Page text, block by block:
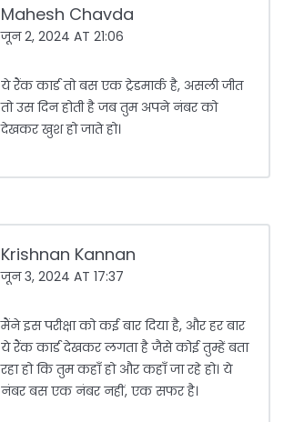
Mahesh Chavda
जून 2, 2024 AT 21:06
ये रैंक कार्ड तो बस एक ट्रेडमार्क है, असली जीत
तो उस दिन होती है जब तुम अपने नंबर को
देखकर खुश हो जाते हो।
Krishnan Kannan
जून 3, 2024 AT 17:37
मैंने इस परीक्षा को कई बार दिया है, और हर बार
ये रैंक कार्ड देखकर लगता है जैसे कोई तुम्हें बता
रहा हो कि तुम कहाँ हो और कहाँ जा रहे हो। ये
नंबर बस एक नंबर नहीं, एक सफर है।